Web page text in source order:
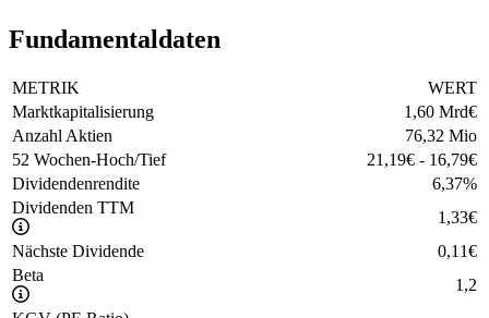
Fundamentaldaten
METRIK
WERT
Marktkapitalisierung
1,60 Mrd€
Anzahl Aktien
76,32 Mio
52 Wochen-Hoch/Tief
21,19€ - 16,79€
Dividendenrendite
6,37%
Dividenden TTM
1,33€
Nächste Dividende
0,11€
Beta
1,2